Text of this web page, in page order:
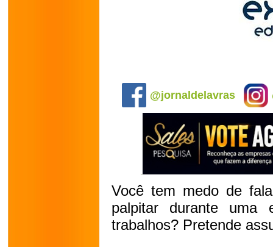
@jornaldelavras
Você tem medo de
palpitar durante uma
trabalhos? Pretende